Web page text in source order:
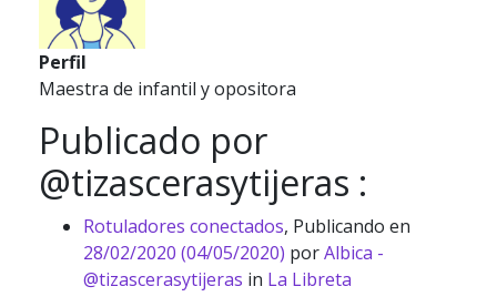
Perfil
Maestra de infantil y opositora
Publicado por
@tizascerasytijeras :
Rotuladores conectados, Publicando en
28/02/2020 (04/05/2020) porAlbica -
@tizascerasytijeras in La Libreta